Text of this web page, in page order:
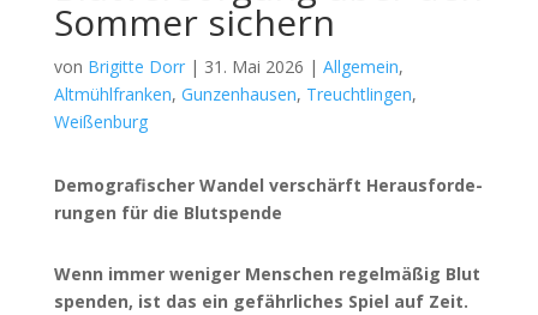
Sommer sichern
von Brigitte Dorr| 31. Mai 2026 | Allgemein,
Altmühlfranken, Gunzenhausen, Treuchtlingen,
Weißenburg
Demo­gra­fi­scher Wan­del ver­schärft Her­aus­for­de­
run­gen für die Blut­spen­de
Wenn immer weni­ger Men­schen regel­mä­ßig Blut
spen­den, ist das ein gefähr­li­ches Spiel auf Zeit.